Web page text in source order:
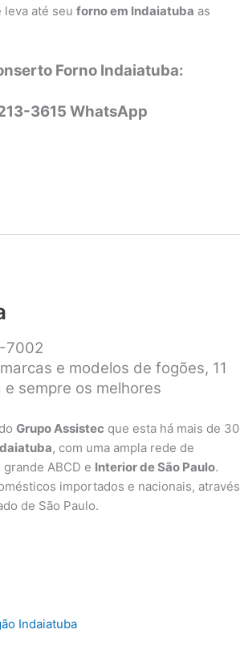
leva até seuforno em Indaiatuba as
Forno Indaiatuba:
3615 WhatsApp
7002
e modelos de fogões, 11
sempre os melhores
Grupo Assistec que esta há mais de 30
, com uma ampla rede de
ABCD e Interior de São Paulo.
importados e nacionais, através
de São Paulo.